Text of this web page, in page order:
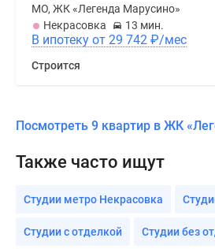
МО, ЖК «Легенда Марусино»
Некрасовка
13 мин.
В ипотеку от 29 742 ₽/мес
Строится
Посмотреть 9 квартир в ЖК
Также часто ищут
Студии метро Некрасовка
Студии с отделкой Студии без